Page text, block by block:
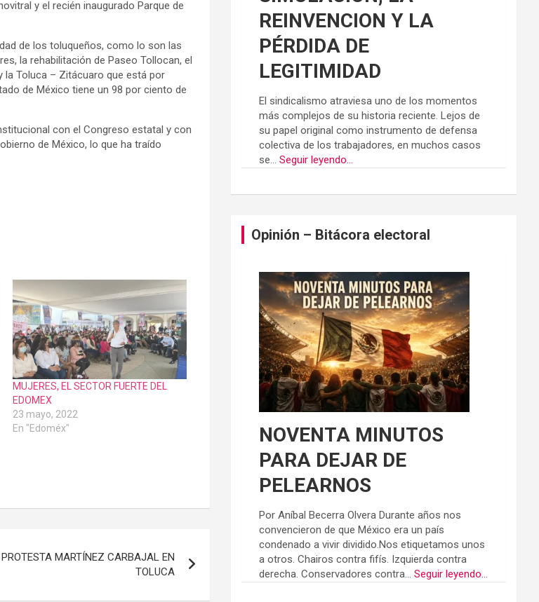
y el recién inaugurado Parque de
de los toluqueños, como lo son las
la rehabilitación de Paseo Tollocan, el
la Toluca – Zitácuaro que está por
de México tiene un 98 por ciento de
con el Congreso estatal y con
de México, lo que ha traído
MUJERES, EL SECTOR FUERTE DEL
EDOMEX
23 mayo, 2022
En "Edoméx"
MARTÍNEZ CARBAJAL EN
TOLUCA
REINVENCION Y LA
PÉRDIDA DE
LEGITIMIDAD
El sindicalismo atraviesa uno de los momentos
más complejos de su historia reciente. Lejos de
su papel original como instrumento de defensa
colectiva de los trabajadores, en muchos casos
se...Seguir leyendo...
Opinión – Bitácora electoral
NOVENTA MINUTOS
PARA DEJAR DE
PELEARNOS
Por Aníbal Becerra Olvera Durante años nos
convencieron de que México era un país
condenado a vivir dividido.Nos etiquetamos unos
a otros. Chairos contra fifís. Izquierda contra
derecha. Conservadores contra...Seguir leyendo...